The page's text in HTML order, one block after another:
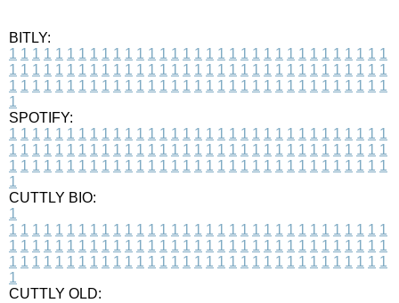
BITLY:
1 1 1 1 1 1 1 1 1 1 1 1 1 1 1 1 1 1 1 1 1 1 1 1 1 1 1 1 1 1 1 1 1
1 1 1 1 1 1 1 1 1 1 1 1 1 1 1 1 1 1 1 1 1 1 1 1 1 1 1 1 1 1 1 1 1
1 1 1 1 1 1 1 1 1 1 1 1 1 1 1 1 1 1 1 1 1 1 1 1 1 1 1 1 1 1 1 1 1
1
SPOTIFY:
1 1 1 1 1 1 1 1 1 1 1 1 1 1 1 1 1 1 1 1 1 1 1 1 1 1 1 1 1 1 1 1 1
1 1 1 1 1 1 1 1 1 1 1 1 1 1 1 1 1 1 1 1 1 1 1 1 1 1 1 1 1 1 1 1 1
1 1 1 1 1 1 1 1 1 1 1 1 1 1 1 1 1 1 1 1 1 1 1 1 1 1 1 1 1 1 1 1 1
1
CUTTLY BIO:
1
1 1 1 1 1 1 1 1 1 1 1 1 1 1 1 1 1 1 1 1 1 1 1 1 1 1 1 1 1 1 1 1 1
1 1 1 1 1 1 1 1 1 1 1 1 1 1 1 1 1 1 1 1 1 1 1 1 1 1 1 1 1 1 1 1 1
1 1 1 1 1 1 1 1 1 1 1 1 1 1 1 1 1 1 1 1 1 1 1 1 1 1 1 1 1 1 1 1 1
1
CUTTLY OLD: